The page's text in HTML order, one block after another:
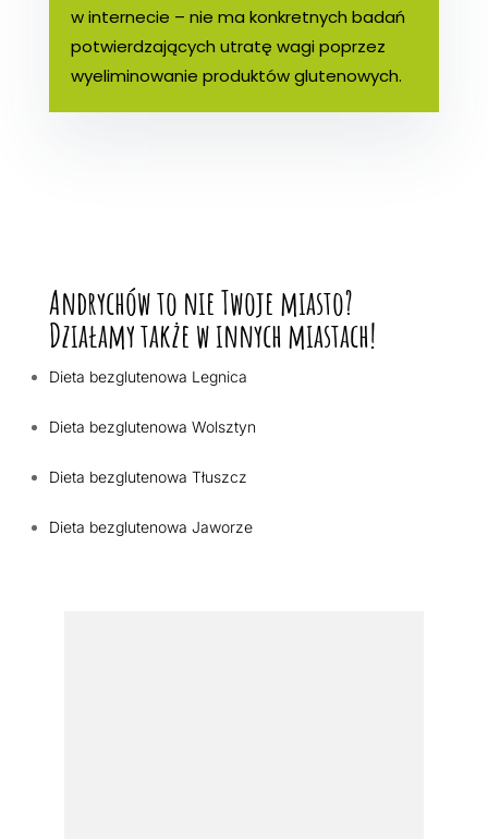
w internecie – nie ma konkretnych badań
potwierdzających utratę wagi poprzez
wyeliminowanie produktów glutenowych.
Andrychów to nie Twoje miasto?
Działamy także w innych miastach!
Dieta bezglutenowa Legnica
Dieta bezglutenowa Wolsztyn
Dieta bezglutenowa Tłuszcz
Dieta bezglutenowa Jaworze